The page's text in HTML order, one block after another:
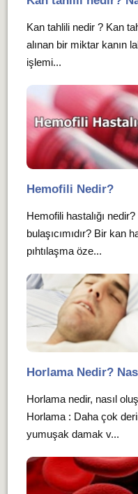
Kan tahlili nedir ? Kan
alınan bir miktar kanın
işlemi...
Hemofili Nedir?
Hemofili hastalığı
bulaşıcımıdır? Bir kan
pıhtılaşma öze...
Horlama Nedir?
Horlama nedir, nasıl
Horlama : Daha çok
yumuşak damak v...